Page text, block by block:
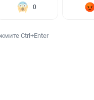
0
Ctrl+Enter